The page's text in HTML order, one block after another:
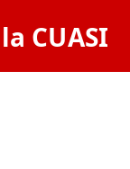
CUASI